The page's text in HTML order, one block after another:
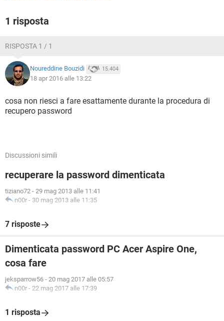
1 risposta
RISPOSTA 1 / 1
Noureddine Bouzidi 15.404
18 apr 2016 alle 13:22
cosa non riesci a fare esattamente durante la procedura di
recupero password
Discussioni simili
recuperare la password dimenticata
tiziano72 - 29 mag 2013 alle 11:41
n00r - 30 mag 2013 alle 11:35
7 risposte
Dimenticata password PC Acer Aspire One,
cosa fare
jeksparrow56 - 20 mag 2017 alle 05:57
n00r - 22 mag 2017 alle 17:39
1 risposta